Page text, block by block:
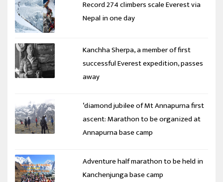
Record 274 climbers scale Everest via
Nepal in one day
Kanchha Sherpa, a member of first
successful Everest expedition, passes
away
‘diamond jubilee of Mt Annapurna first
ascent: Marathon to be organized at
Annapurna base camp
Adventure half marathon to be held in
Kanchenjunga base camp